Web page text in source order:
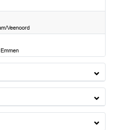
Veenoord